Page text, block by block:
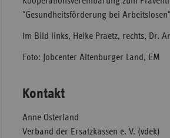
"Gesundheitsförderung bei
Im Bild links, Heike Praetz, rechts, Dr.
Foto: Jobcenter Altenburger Land, EM
Kontakt
Anne Osterland
Verband der Ersatzkassen e. V. (vdek)